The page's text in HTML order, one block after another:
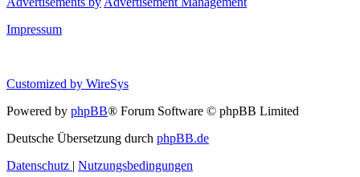
Impressum
Customized by WireSys
Powered by phpBB® Forum Software © phpBB Limited
Deutsche Übersetzung durch phpBB.de
Datenschutz | Nutzungsbedingungen